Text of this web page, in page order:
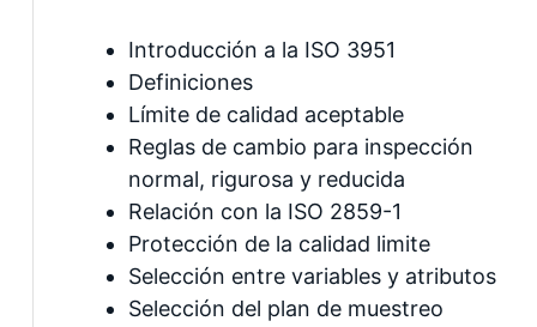
Introducción a la ISO 3951
Definiciones
Límite de calidad aceptable
Reglas de cambio para inspección
normal, rigurosa y reducida
Relación con la ISO 2859-1
Protección de la calidad limite
Selección entre variables y atributos
Selección del plan de muestreo